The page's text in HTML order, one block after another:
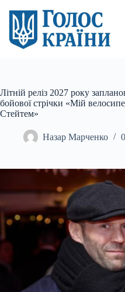
вмісту
Літній реліз 2027 року
бойової стрічки «Мій
Стейтем»
Назар Марченко